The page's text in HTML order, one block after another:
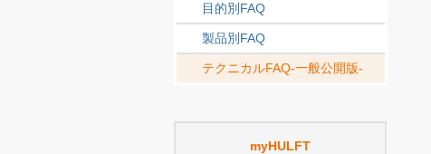
目的別FAQ
製品別FAQ
テクニカルFAQ-一般公開版-
myHULFT